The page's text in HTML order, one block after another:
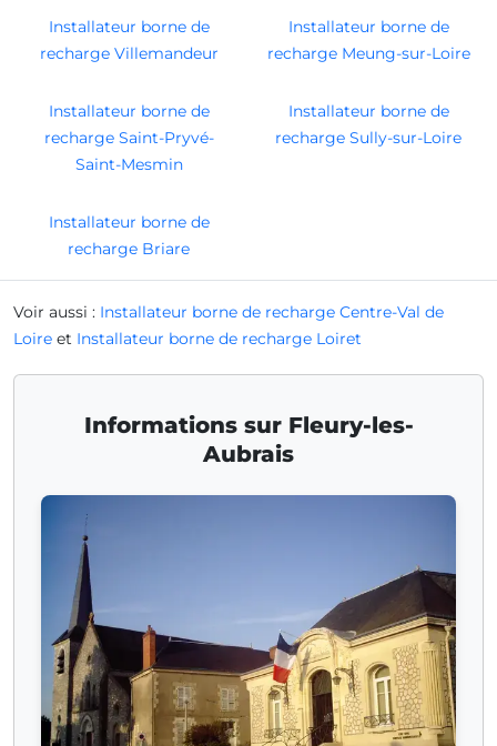
Installateur borne de
recharge Villemandeur
Installateur borne de
recharge Meung-sur-Loire
Installateur borne de
recharge Saint-Pryvé-
Saint-Mesmin
Installateur borne de
recharge Sully-sur-Loire
Installateur borne de
recharge Briare
Voir aussi : Installateur borne de recharge Centre-Val de
Loire et Installateur borne de recharge Loiret
Informations sur Fleury-les-
Aubrais